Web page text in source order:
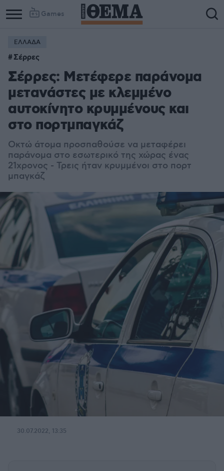
Games
ΕΛΛΑΔΑ
Σέρρες
Σέρρες: Μετέφερε παράνομα
μετανάστες με κλεμμένο
αυτοκίνητο κρυμμένους και
στο πορτμπαγκάζ
Οκτώ άτομα προσπαθούσε να μεταφέρει
παράνομα στο εσωτερικό της χώρας ένας
21χρονος - Τρεις ήταν κρυμμένοι στο πορτ
μπαγκάζ
30.07.2022, 13:35